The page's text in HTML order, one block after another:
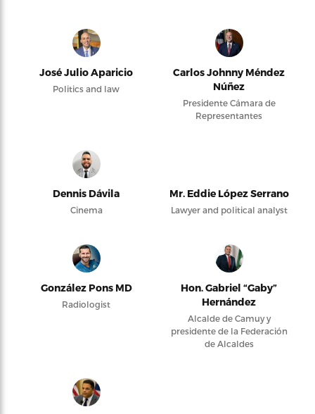
José Julio Aparicio
Politics and law
Carlos Johnny Méndez
Núñez
Presidente Cámara de
Representantes
Dennis Dávila
Cinema
Mr. Eddie López Serrano
Lawyer and political analyst
González Pons MD
Radiologist
Hon. Gabriel “Gaby”
Hernández
Alcalde de Camuy y
presidente de la Federación
de Alcaldes